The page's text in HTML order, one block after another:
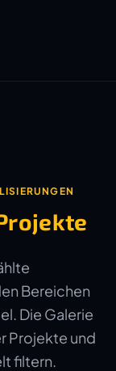
Bereichen
Die Galerie
Projekte und
filtern.